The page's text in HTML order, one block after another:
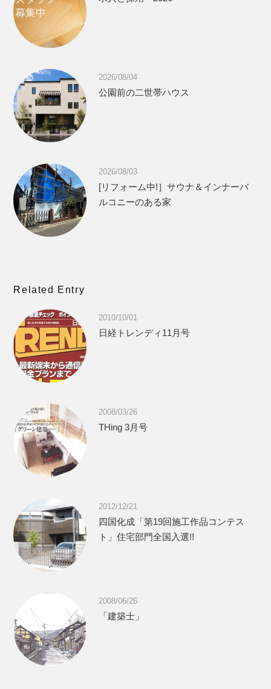
2026/08/04
公園前の二世帯ハウス
2026/08/03
[リフォーム中!］サウナ＆インナーバ
ルコニーのある家
Related Entry
2010/10/01
日経トレンディ11月号
2008/03/26
THing 3月号
2012/12/21
四国化成「第19回施工作品コンテス
ト」住宅部門全国入選!!
2008/06/26
「建築士」